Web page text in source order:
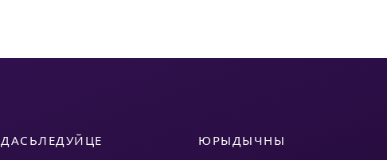
ДАСЬЛЕДУЙЦЕ ЮРЫДЫЧНЫ